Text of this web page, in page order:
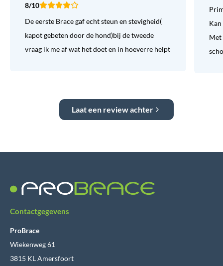
8/10
De eerste Brace gaf echt steun en stevigheid(
kapot gebeten door de hond)bij de tweede
vraag ik me af wat het doet en in hoeverre helpt
Met
Laat een review achter
Contactgegevens
ProBrace
Wiekenweg 61
3815 KL Amersfoort